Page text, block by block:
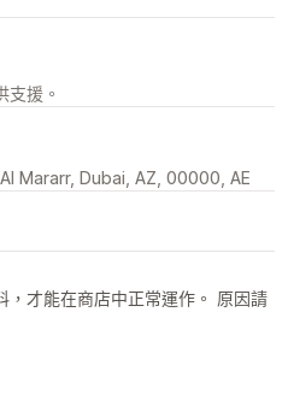
支援。
Mararr, Dubai, AZ, 00000, AE
，才能在商店中正常運作。 原因請